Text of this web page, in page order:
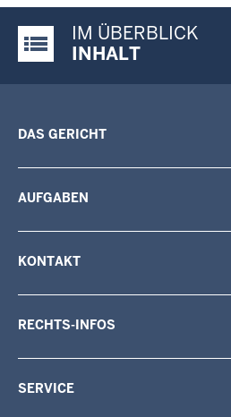
Justiz-Portal im Überblick:
IM ÜBERBLICK
INHALT
DAS GERICHT
AUFGABEN
KONTAKT
RECHTS-INFOS
SERVICE